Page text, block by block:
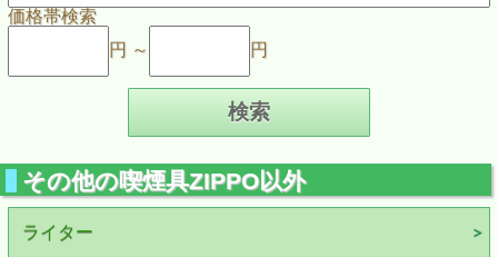
価格帯検索
円 ～
円
その他の喫煙具ZIPPO以外
ライター